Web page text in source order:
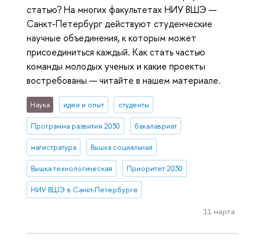
статью? На многих факультетах НИУ ВШЭ —
Санкт-Петербург действуют студенческие
научные объединения, к которым может
присоединиться каждый. Как стать частью
команды молодых ученых и какие проекты
востребованы — читайте в нашем материале.
Наука идеи и опыт студенты
Программа развития 2030 бакалавриат
магистратура Вышка социальная
Вышка технологическая Приоритет 2030
НИУ ВШЭ в Санкт-Петербурге
11 марта